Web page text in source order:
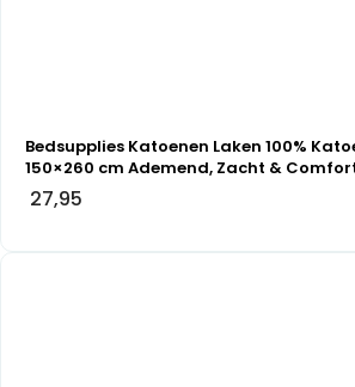
Bedsupplies Katoenen Laken 100%
150×260 cm Ademend, Zacht &
27,95